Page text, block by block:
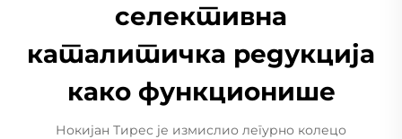
селективна
каталитичка редукција
како функционише
Нокијан Тирес је измислио легурно колецо